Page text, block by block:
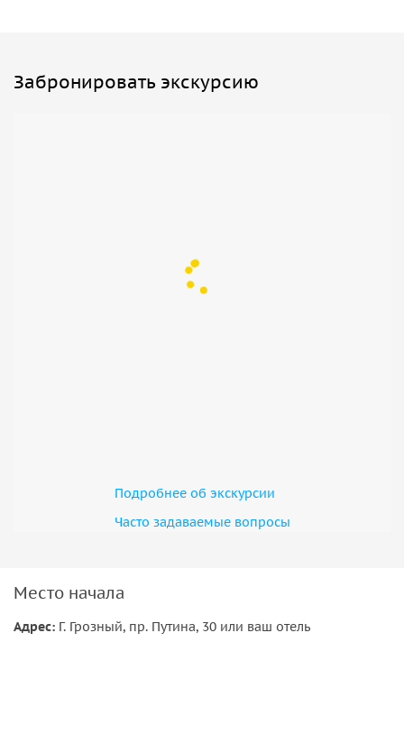
Забронировать экскурсию
Подробнее об экскурсии
Часто задаваемые вопросы
Место начала
Адрес: Г. Грозный, пр. Путина, 30 или ваш отель